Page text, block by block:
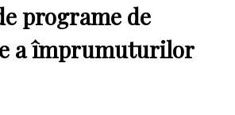
programe de
a împrumuturilor